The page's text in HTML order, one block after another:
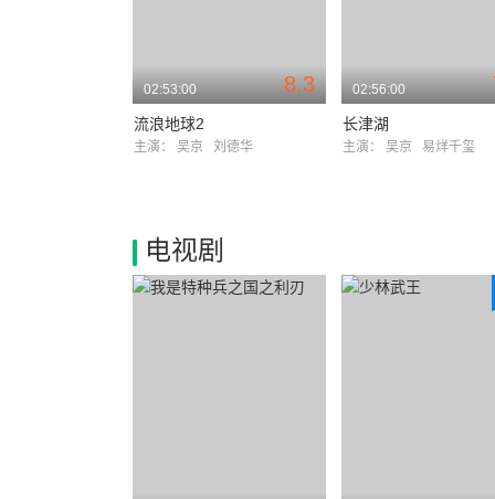
8.3
02:53:00
流浪地球2
主演： 吴京 刘德华
02:56:00
长津湖
主演： 吴京 易烊千玺
电视剧